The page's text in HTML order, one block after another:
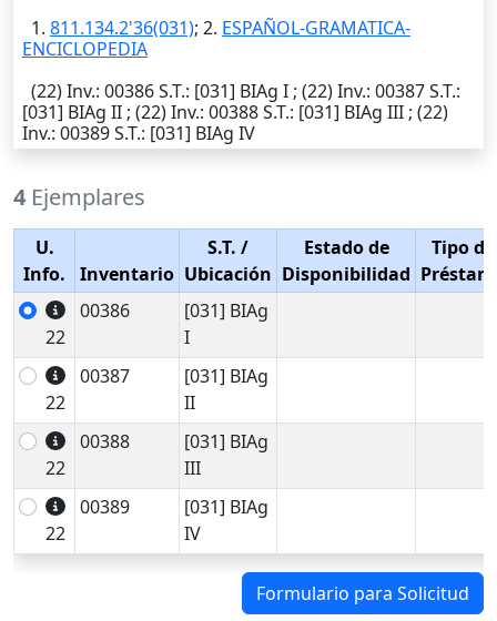
1. 811.134.2'36(031); 2. ESPAÑOL-GRAMATICA-
ENCICLOPEDIA
(22)Inv.: 00386S.T.: [031] BIAg I ; (22)Inv.: 00387S.T.:
[031] BIAg II ; (22)Inv.: 00388S.T.: [031] BIAg III ; (22)
Inv.: 00389S.T.: [031] BIAg IV
4 Ejemplares
U.
Info.
Inventario
S.T. /
Ubicación
Estado de
Disponibilidad
Tipo de
22
00386
[031] BIAg
I
22
00387
[031] BIAg
II
22
00388
[031] BIAg
III
22
00389
[031] BIAg
IV
Formulario para Solicitud